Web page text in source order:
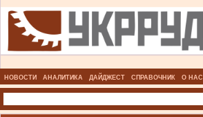
НОВОСТИ АНАЛИТИКА ДАЙДЖЕСТ СПРАВОЧНИК О НАС